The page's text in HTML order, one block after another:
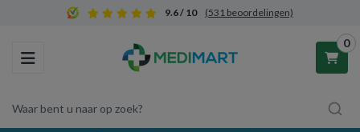
9.6 / 10 (531 beoordelingen)
Toggle navigation
Waar bent u naar op zoek?
0